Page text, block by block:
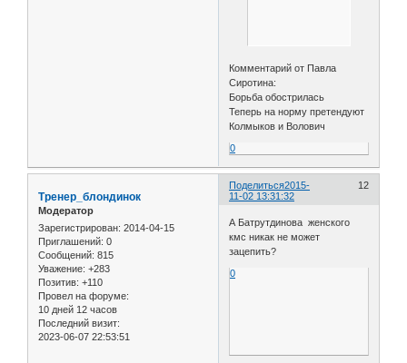
Комментарий от Павла
Сиротина:
Борьба обострилась
Теперь на норму претендуют
Колмыков и Волович
0
Поделиться 12
2015-
11-02 13:31:32
Тренер_блондинок
Модератор
Зарегистрирован: 2014-04-15
Приглашений: 0
Сообщений: 815
Уважение: +283
Позитив: +110
Провел на форуме:
10 дней 12 часов
Последний визит:
2023-06-07 22:53:51
А Батрутдинова женского
кмс никак не может
зацепить?
0